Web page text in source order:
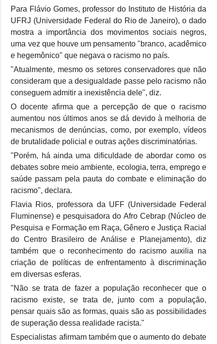
Para Flávio Gomes, professor do Instituto de História da
UFRJ (Universidade Federal do Rio de Janeiro), o dado
mostra a importância dos movimentos sociais negros,
uma vez que houve um pensamento "branco, acadêmico
e hegemônico" que negava o racismo no país.
"Atualmente, mesmo os setores conservadores que não
consideram que a desigualdade passe pelo racismo não
conseguem admitir a inexistência dele", diz.
O docente afirma que a percepção de que o racismo
aumentou nos últimos anos se dá devido à melhoria de
mecanismos de denúncias, como, por exemplo, vídeos
de brutalidade policial e outras ações discriminatórias.
"Porém, há ainda uma dificuldade de abordar como os
debates sobre meio ambiente, ecologia, terra, emprego e
saúde passam pela pauta do combate e eliminação do
racismo", declara.
Flavia Rios, professora da UFF (Universidade Federal
Fluminense) e pesquisadora do Afro Cebrap (Núcleo de
Pesquisa e Formação em Raça, Gênero e Justiça Racial
do Centro Brasileiro de Análise e Planejamento), diz
também que o reconhecimento do racismo auxilia na
criação de políticas de enfrentamento à discriminação
em diversas esferas.
"Não se trata de fazer a população reconhecer que o
racismo existe, se trata de, junto com a população,
pensar quais são as formas, quais são as possibilidades
de superação dessa realidade racista."
Especialistas afirmam também que o aumento do debate